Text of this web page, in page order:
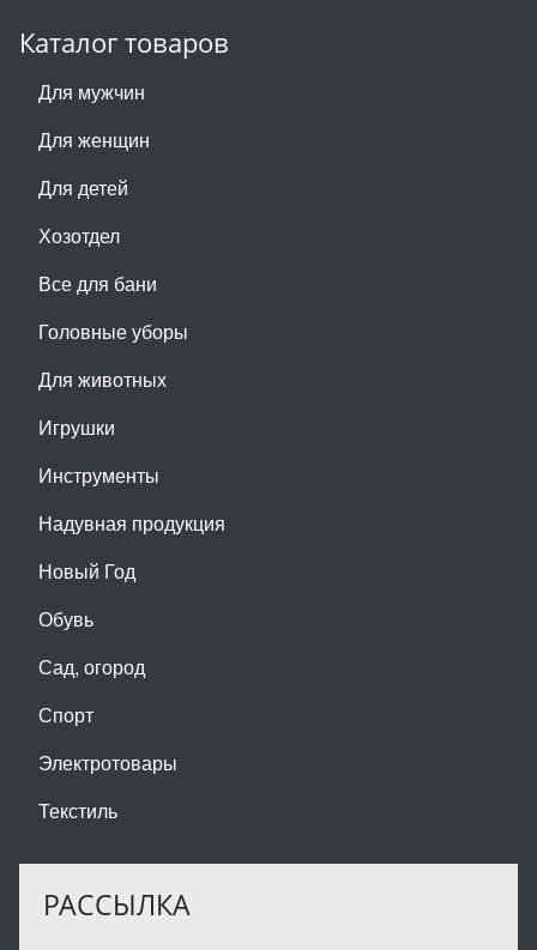
Каталог товаров
Для мужчин
Для женщин
Для детей
Хозотдел
Все для бани
Головные уборы
Для животных
Игрушки
Инструменты
Надувная продукция
Новый Год
Обувь
Сад, огород
Спорт
Электротовары
Текстиль
РАССЫЛКА